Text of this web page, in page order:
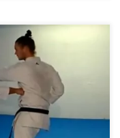
ne dois pas
Continuons de
: chez nous, en
un petite exercice
à deux, que